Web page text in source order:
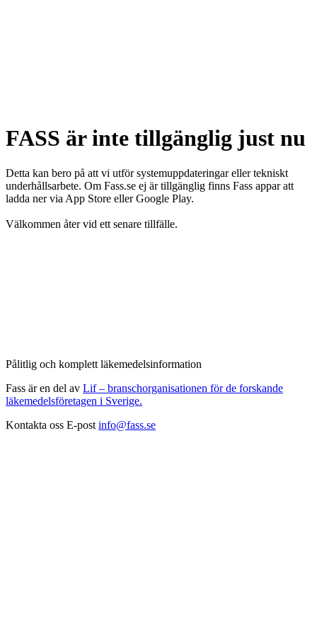
FASS är inte tillgänglig just nu
Detta kan bero på att vi utför systemuppdateringar eller tekniskt
underhållsarbete. Om Fass.se ej är tillgänglig finns Fass appar att
ladda ner via App Store eller Google Play.
Välkommen åter vid ett senare tillfälle.
Pålitlig och komplett läkemedelsinformation
Fass är en del av Lif – branschorganisationen för de forskande
läkemedelsföretagen i Sverige.
Kontakta oss E-post info@fass.se